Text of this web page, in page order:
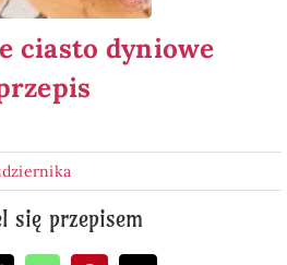
ciasto dyniowe
się przepisem